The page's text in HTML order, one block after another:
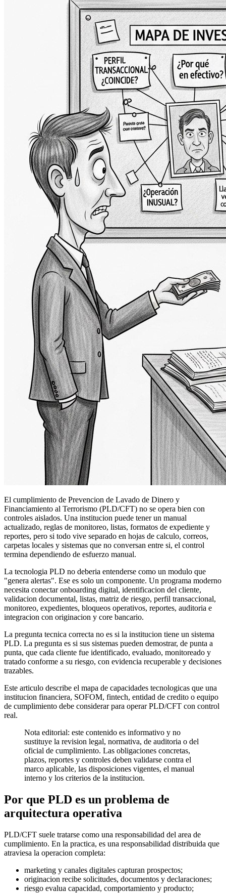
El cumplimiento de Prevencion de Lavado de Dinero y
Financiamiento al Terrorismo (PLD/CFT) no se opera bien con
controles aislados. Una institucion puede tener un manual
actualizado, reglas de monitoreo, listas, formatos de expediente y
reportes, pero si todo vive separado en hojas de calculo, correos,
carpetas locales y sistemas que no conversan entre si, el control
termina dependiendo de esfuerzo manual.
La tecnologia PLD no deberia entenderse como un modulo que
"genera alertas". Ese es solo un componente. Un programa moderno
necesita conectar onboarding digital, identificacion del cliente,
validacion documental, listas, matriz de riesgo, perfil transaccional,
monitoreo, expedientes, bloqueos operativos, reportes, auditoria e
integracion con originacion y core bancario.
La pregunta tecnica correcta no es si la institucion tiene un sistema
PLD. La pregunta es si sus sistemas pueden demostrar, de punta a
punta, que cada cliente fue identificado, evaluado, monitoreado y
tratado conforme a su riesgo, con evidencia recuperable y decisiones
trazables.
Este articulo describe el mapa de capacidades tecnologicas que una
institucion financiera, SOFOM, fintech, entidad de credito o equipo
de cumplimiento debe considerar para operar PLD/CFT con control
real.
Nota editorial: este contenido es informativo y no
sustituye la revision legal, normativa, de auditoria o del
oficial de cumplimiento. Las obligaciones concretas,
plazos, reportes y controles deben validarse contra el
marco aplicable, las disposiciones vigentes, el manual
interno y los criterios de la institucion.
Por que PLD es un problema de
arquitectura operativa
PLD/CFT suele tratarse como una responsabilidad del area de
cumplimiento. En la practica, es una responsabilidad distribuida que
atraviesa la operacion completa:
marketing y canales digitales capturan prospectos;
originacion recibe solicitudes, documentos y declaraciones;
riesgo evalua capacidad, comportamiento y producto;